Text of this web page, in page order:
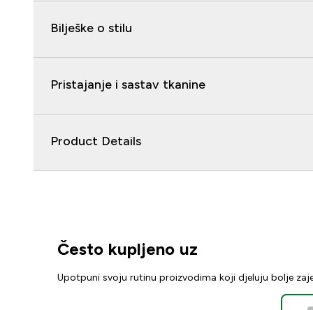
Bilješke o stilu
Pristajanje i sastav tkanine
Product Details
Često kupljeno uz
Upotpuni svoju rutinu proizvodima koji djeluju bolje